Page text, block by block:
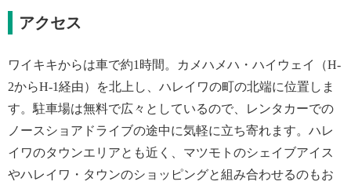
アクセス
ワイキキからは車で約1時間。カメハメハ・ハイウェイ（H-
2からH-1経由）を北上し、ハレイワの町の北端に位置しま
す。駐車場は無料で広々としているので、レンタカーでの
ノースショアドライブの途中に気軽に立ち寄れます。ハレ
イワのタウンエリアとも近く、マツモトのシェイブアイス
やハレイワ・タウンのショッピングと組み合わせるのもお